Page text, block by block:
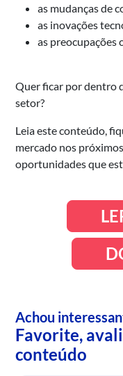
as mudanças de
as inovações
as preocupações
Quer ficar por dentro
setor?
Leia este conteúdo,
mercado nos
oportunidades que
Achou
Favorite,
conteúdo